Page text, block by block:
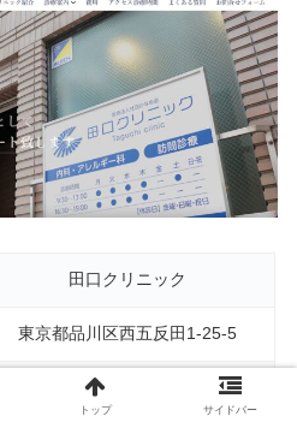
田口クリニック
東京都品川区西五反田1-25-5
戸越銀座駅より徒歩17分、駐車場な
トップ サイドバー